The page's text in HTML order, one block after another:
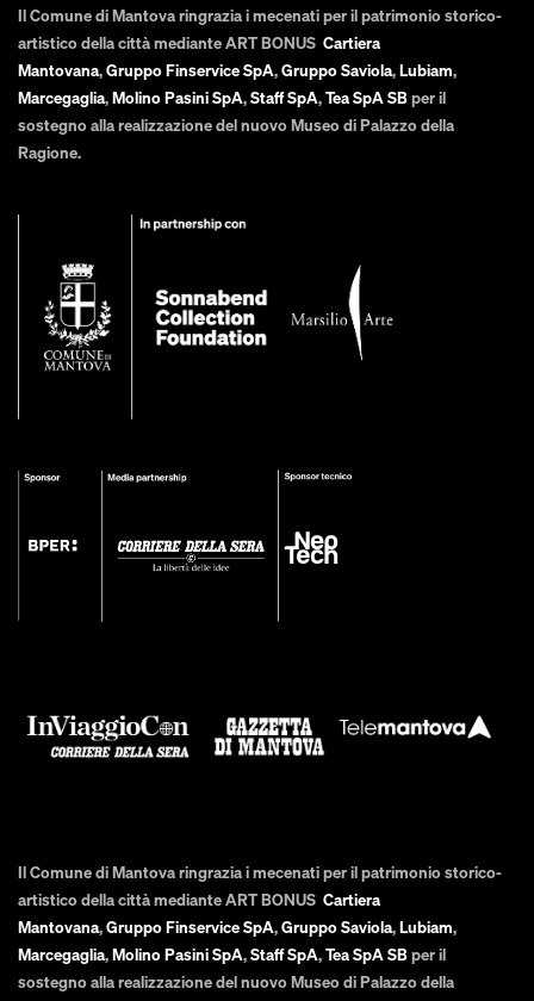
Il Comune di Mantova ringrazia i mecenati per il patrimonio storico-
artistico della città mediante ART BONUS Cartiera
Mantovana,Gruppo Finservice SpA,Gruppo Saviola,Lubiam,
Marcegaglia,Molino Pasini SpA,Staff SpA,Tea SpA SBper il
sostegno alla realizzazione del nuovo Museo di Palazzo della
Ragione.
Il Comune di Mantova ringrazia i mecenati per il patrimonio storico-
artistico della città mediante ART BONUS Cartiera
Mantovana,Gruppo Finservice SpA,Gruppo Saviola,Lubiam,
Marcegaglia,Molino Pasini SpA,Staff SpA,Tea SpA SBper il
sostegno alla realizzazione del nuovo Museo di Palazzo della